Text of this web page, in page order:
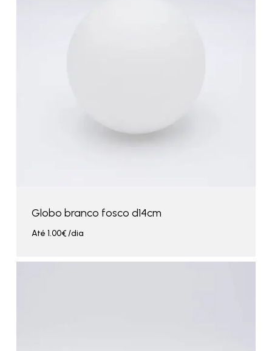
Globo branco fosco d14cm
Até 1.00€/dia